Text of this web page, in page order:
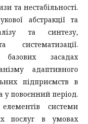
та нестабільності.
абстракції та
та синтезу,
систематизації.
засадах
адаптивного
підприємств в
у повоєнний період.
системи
послуг в умовах